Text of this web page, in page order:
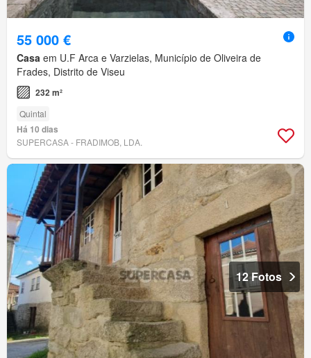
55 000 €
Casa em U.F Arca e Varzielas, Município de Oliveira de
Frades, Distrito de Viseu
232 m²
Quintal
Há 10 dias
SUPERCASA - FRADIMOB, LDA.
12 Fotos